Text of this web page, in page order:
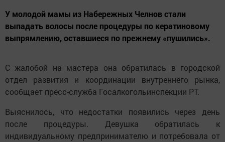
У молодой мамы из Набережных Челнов стали
выпадать волосы после процедуры по кератиновому
выпрямлению, оставшиеся по прежнему «пушились».
С жалобой на мастера она обратилась в городской
отдел развития и координации внутреннего рынка,
сообщает пресс-служба Госалкогольинспекции РТ.
Выяснилось, что недостатки появились через день
после процедуры. Девушка обратилась к
индивидуальному предпринимателю и потребовала от